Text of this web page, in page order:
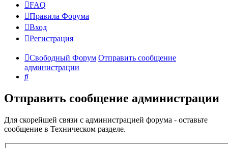
FAQ
Правила Форума
Вход
Регистрация
Свободный Форум Отправить сообщение
администрации
Поиск
Отправить сообщение администрации
Для скорейшей связи с администрацией форума - оставьте
сообщение в Техническом разделе.